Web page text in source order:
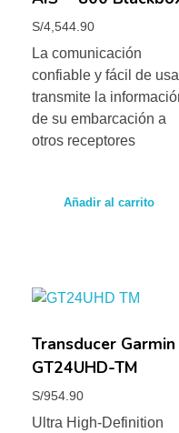
S/4,544.90
La comunicación
confiable y fácil de
transmite la
de su embarcación a
otros receptores
Añadir al carrito
Transducer Garmin
GT24UHD-TM
S/954.90
Ultra High-Definition